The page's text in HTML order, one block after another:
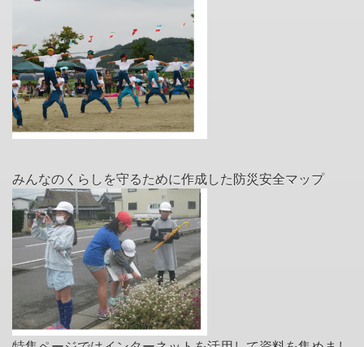
みんなのくらしを守るために作成した防災安全マップ